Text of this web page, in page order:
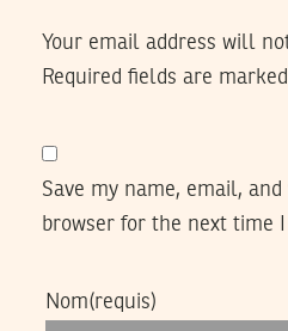
Your email address will
Required fields are marked
Save my name, email,
browser for the next time
Nom(requis)